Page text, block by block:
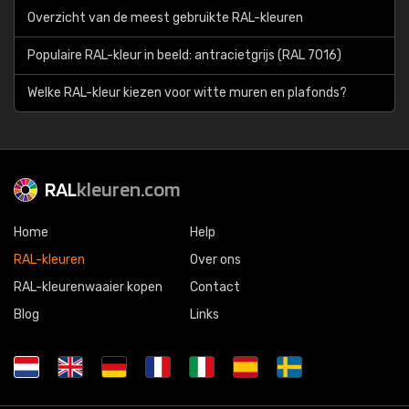
Overzicht van de meest gebruikte RAL-kleuren
Populaire RAL-kleur in beeld: antracietgrijs (RAL 7016)
Welke RAL-kleur kiezen voor witte muren en plafonds?
RALkleuren.com
Home
RAL-kleuren
RAL-kleurenwaaier kopen
Blog
Help
Over ons
Contact
Links